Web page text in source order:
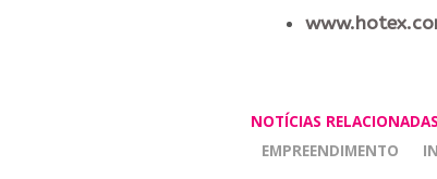
NOTÍCIAS RELACIONADAS
EMPREENDIMENTO